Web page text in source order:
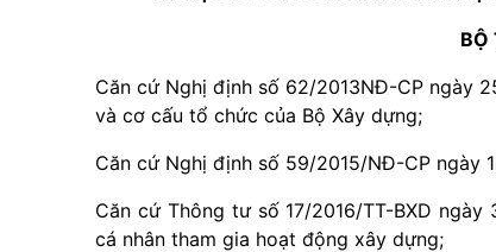
BỘ
Căn cứ Nghị định số 62/2013NĐ-CP ngày
và cơ cấu tổ chức của Bộ Xây dựng;
Căn cứ Nghị định số 59/2015/NĐ-CP ngày
Căn cứ Thông tư số 17/2016/TT-BXD
cá nhân tham gia hoạt động xây dựng;